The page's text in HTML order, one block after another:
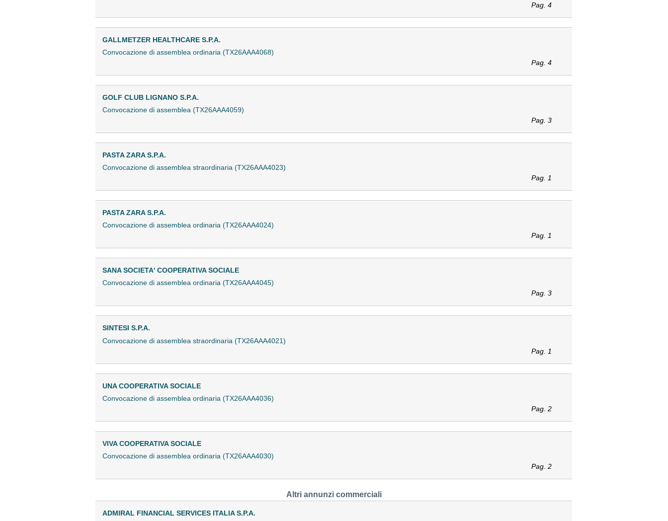
Pag. 4
GALLMETZER HEALTHCARE S.P.A.
Convocazione di assemblea ordinaria (TX26AAA4068)
Pag. 4
GOLF CLUB LIGNANO S.P.A.
Convocazione di assemblea (TX26AAA4059)
Pag. 3
PASTA ZARA S.P.A.
Convocazione di assemblea straordinaria (TX26AAA4023)
Pag. 1
PASTA ZARA S.P.A.
Convocazione di assemblea ordinaria (TX26AAA4024)
Pag. 1
SANA SOCIETA' COOPERATIVA SOCIALE
Convocazione di assemblea ordinaria (TX26AAA4045)
Pag. 3
SINTESI S.P.A.
Convocazione di assemblea straordinaria (TX26AAA4021)
Pag. 1
UNA COOPERATIVA SOCIALE
Convocazione di assemblea ordinaria (TX26AAA4036)
Pag. 2
VIVA COOPERATIVA SOCIALE
Convocazione di assemblea ordinaria (TX26AAA4030)
Pag. 2
Altri annunzi commerciali
ADMIRAL FINANCIAL SERVICES ITALIA S.P.A.